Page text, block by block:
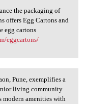
the packaging of
offers Egg Cartons and
egg cartons
eggcartons/
Pune, exemplifies a
living community
modern amenities with